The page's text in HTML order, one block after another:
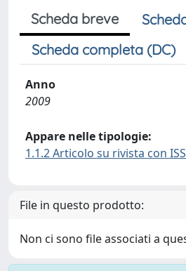
Scheda breve
Scheda completa (DC)
Anno
2009
Appare nelle tipologie:
1.1.2 Articolo su rivista con
File in questo prodotto:
Non ci sono file associati a